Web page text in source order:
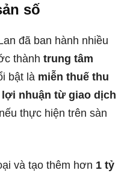
số
đã ban hành nhiều
thành trung tâm
bật là miễn thuế thu
lợi nhuận từ giao dịch
thực hiện trên sàn
và tạo thêm hơn 1 tỷ